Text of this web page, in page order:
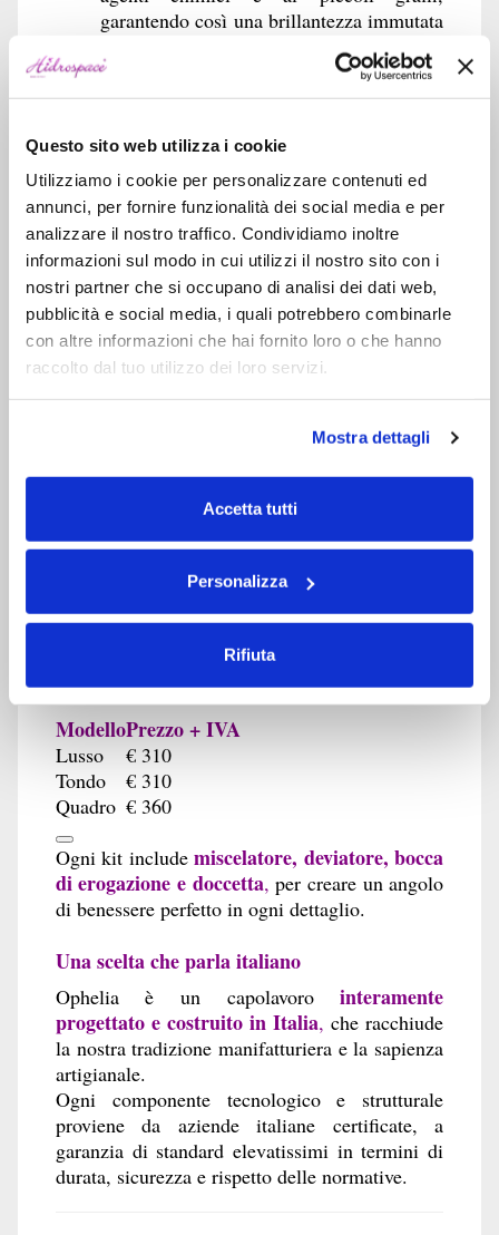
Questo sito web utilizza i cookie
Utilizziamo i cookie per personalizzare contenuti ed
annunci, per fornire funzionalità dei social media e per
analizzare il nostro traffico. Condividiamo inoltre
informazioni sul modo in cui utilizzi il nostro sito con i
nostri partner che si occupano di analisi dei dati web,
pubblicità e social media, i quali potrebbero combinarle
con altre informazioni che hai fornito loro o che hanno
raccolto dal tuo utilizzo dei loro servizi.
Mostra dettagli
Accetta tutti
Personalizza
Rifiuta
garantendo così una brillantezza immutata
con tubolari
barre filettate, per una stabilità
impeccabile e una distribuzione ottimale
del peso.
Tecnologia Hidrosilent: il silenzio diventa
benessere
Grazie al sistemaHIDROSILENT,
l’idromassaggio di Ophelia è incredibilmente
silenzioso: ti cullerà con un flusso dolce o
vigoroso, a seconda dei tuoi desideri, senza
turbare l’armonia del tuo momento di pace.
Tutto il cuore tecnologico della vasca — dalla
pompa professionale da 1,20 kW
all’elettronica di gestione— è rigorosamente
Made in Italy,per offrirti affidabilità,
Optional e rubinetteria: dettagli che fanno la
Personalizza la tua Ophelia con gruppi
rubinetteria esclusivi, progettati per fondere
estetica e praticità:
ModelloPrezzo + IVA
Lusso
€ 310
Tondo
€ 310
Quadro € 360
Ogni kit includemiscelatore, deviatore, bocca
di erogazione e doccetta, per creare un angolo
di benessere perfetto in ogni dettaglio.
Una scelta che parla italiano
Ophelia è un capolavorointeramente
progettato e costruito in Italia, che racchiude
la nostra tradizione manifatturiera e la sapienza
artigianale.
Ogni componente tecnologico e strutturale
proviene da aziende italiane certificate, a
garanzia di standard elevatissimi in termini di
durata, sicurezza e rispetto delle normative.